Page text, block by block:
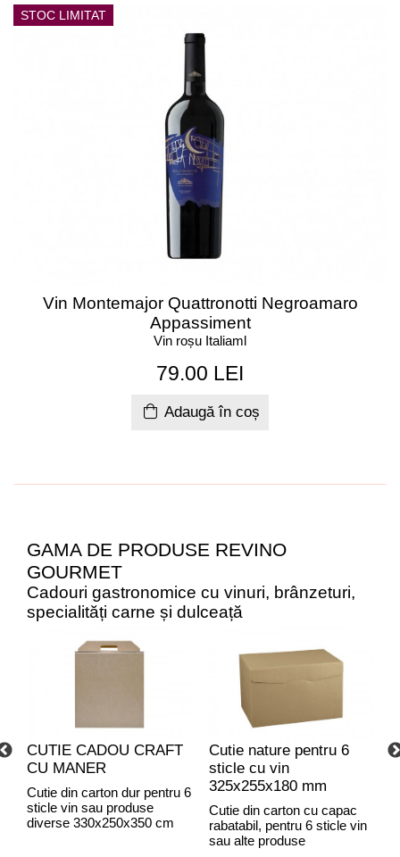
STOC LIMITAT
Vin Montemajor Quattronotti Negroamaro
Appassiment
Vin roșu Italiaml
79.00 LEI
Adaugă în coș
GAMA DE PRODUSE REVINO
GOURMET
Cadouri gastronomice cu vinuri, brânzeturi,
specialități carne și dulceață
CUTIE CADOU CRAFT
CU MANER
Cutie din carton dur pentru 6
sticle vin sau produse
diverse 330x250x350 cm
Cutie nature pentru 6
sticle cu vin
325x255x180 mm
Cutie din carton cu capac
rabatabil, pentru 6 sticle vin
sau alte produse